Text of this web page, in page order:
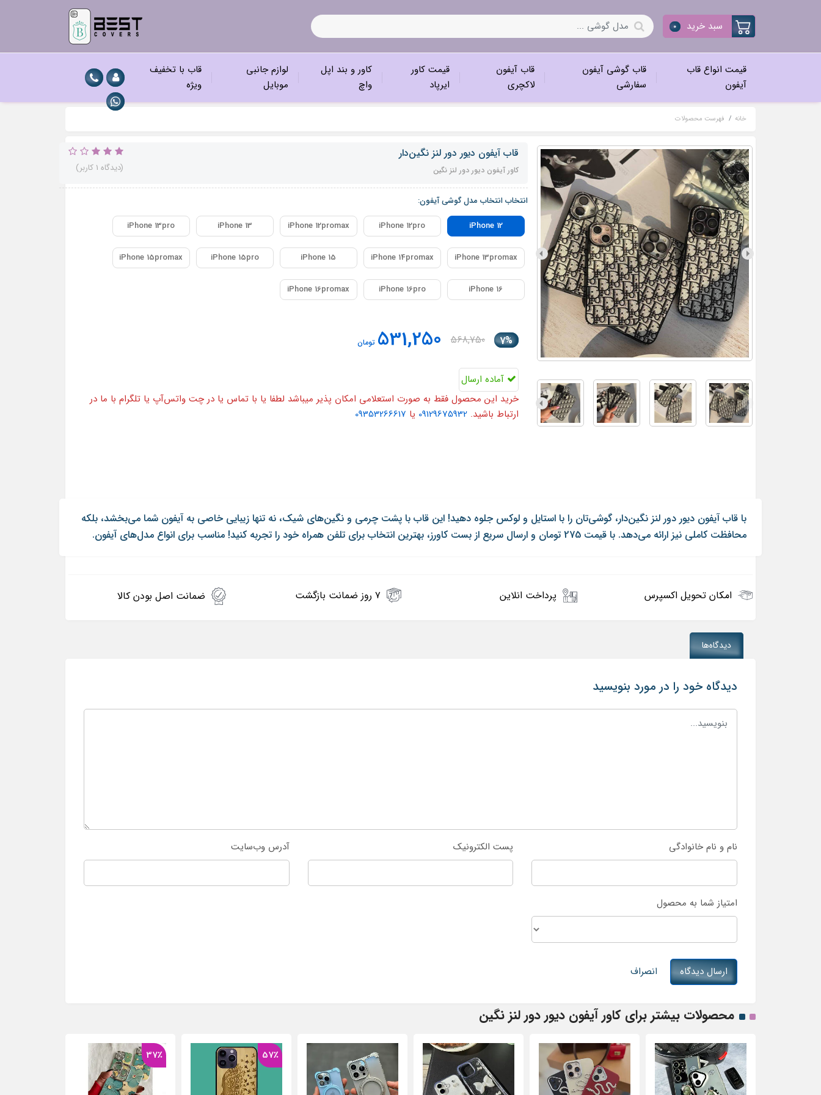
سبد خرید 0
قیمت انواع قاب
آیفون
قاب گوشی آیفون
سفارشی
قاب آیفون
لاکچری
قیمت کاور
ایرپاد
کاور و بند اپل
واچ
لوازم جانبی
موبایل
قاب با تخفیف
ویژه
خانه فهرست محصولات
قاب آیفون دیور دور لنز نگین‌دار
کاور آیفون دیور دور لنز نگین (دیدگاه 1 کاربر)
انتخاب انتخاب مدل گوشی آیفون:
iPhone 12
iPhone 12pro
iPhone 12promax
iPhone 13
iPhone 13pro
iPhone 13promax
iPhone 14promax
iPhone 15
iPhone 15pro
iPhone 15promax
iPhone 16
iPhone 16pro
iPhone 16promax
7%
568,750
531,250 تومان
آماده ارسال
خرید این محصول فقط به صورت استعلامی امکان پذیر میباشد لطفا یا با تماس یا در چت واتس‌آپ یا تلگرام با ما در
ارتباط باشید.09129675932 یا 09353266617
با قاب آیفون دیور دور لنز نگین‌دار، گوشی‌تان را با استایل و لوکس جلوه دهید! این قاب با پشت چرمی و نگین‌های شیک، نه تنها زیبایی خاصی به آیفون شما می‌بخشد، بلکه
محافظت کاملی نیز ارائه می‌دهد. با قیمت 275 تومان و ارسال سریع از بست کاورز، بهترین انتخاب برای تلفن همراه خود را تجربه کنید! مناسب برای انواع مدل‌های آیفون.
امکان تحویل اکسپرس پرداخت انلاین ۷ روز ضمانت بازگشت ضمانت اصل بودن کالا
دیدگاه‌ها
دیدگاه خود را در مورد بنویسید
نام و نام خانوادگی پست الکترونیک آدرس وب‌سایت
امتیاز شما به محصول
ارسال دیدگاه انصراف
محصولات بیشتر برای کاور آیفون دیور دور لنز نگین
37٪